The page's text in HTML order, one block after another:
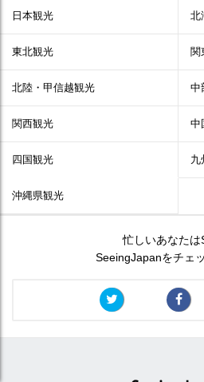
日本観光 北
東北観光 関
北陸・甲信越観光 中
関西観光 中
四国観光 九
沖縄県観光
忙しいあなたは
SeeingJapanをチェ